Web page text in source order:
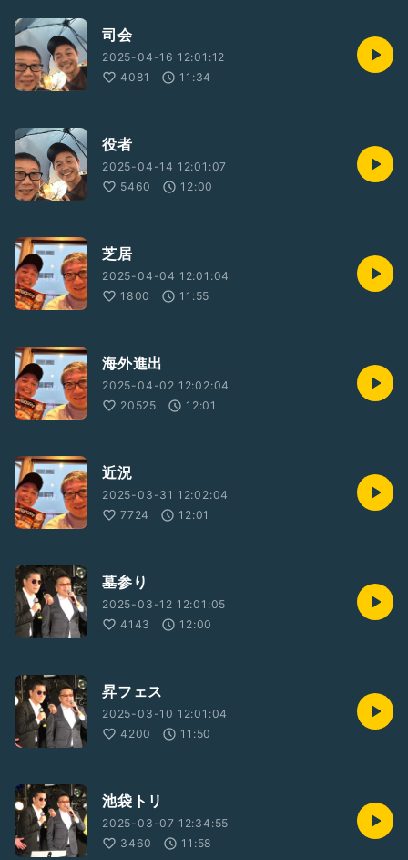
司会
2025-04-16 12:01:12
4081
11:34
役者
2025-04-14 12:01:07
5460
12:00
芝居
2025-04-04 12:01:04
1800
11:55
海外進出
2025-04-02 12:02:04
20525
12:01
近況
2025-03-31 12:02:04
7724
12:01
墓参り
2025-03-12 12:01:05
4143
12:00
昇フェス
2025-03-10 12:01:04
4200
11:50
池袋トリ
2025-03-07 12:34:55
3460
11:58